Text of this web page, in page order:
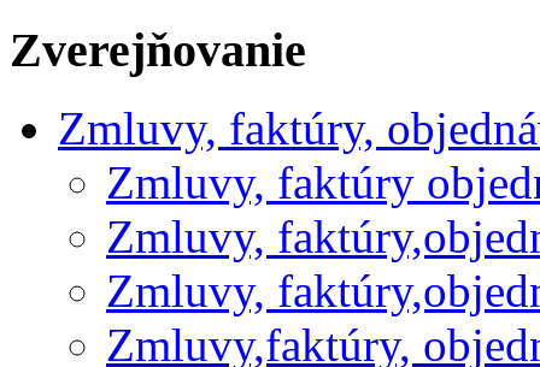
Zverejňovanie
Zmluvy, faktúry,
Zmluvy, faktúry
Zmluvy,
Zmluvy,
Zmluvy,faktúry,